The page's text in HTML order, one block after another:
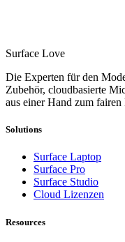
Surface Love
Die Experten für den
Zubehör, cloudbasierte
aus einer Hand zum fairen
Solutions
Surface Laptop
Surface Pro
Surface Studio
Cloud Lizenzen
Resources